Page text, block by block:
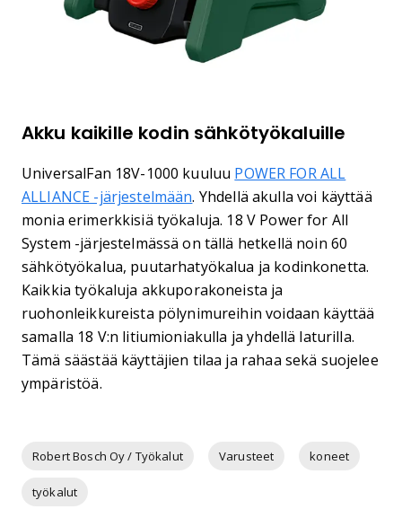
Akku kaikille kodin sähkötyökaluille
UniversalFan 18V-1000 kuuluu POWER FOR ALL
ALLIANCE -järjestelmään. Yhdellä akulla voi käyttää
monia erimerkkisiä työkaluja. 18 V Power for All
System -järjestelmässä on tällä hetkellä noin 60
sähkötyökalua, puutarhatyökalua ja kodinkonetta.
Kaikkia työkaluja akkuporakoneista ja
ruohonleikkureista pölynimureihin voidaan käyttää
samalla 18 V:n litiumioniakulla ja yhdellä laturilla.
Tämä säästää käyttäjien tilaa ja rahaa sekä suojelee
ympäristöä.
Robert Bosch Oy / Työkalut Varusteet koneet
työkalut